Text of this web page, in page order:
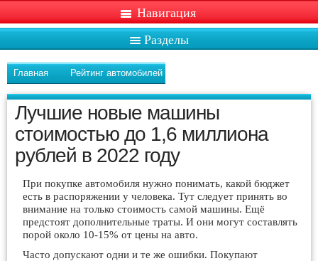
Навигация
Разделы
Главная Рейтинг автомобилей
Лучшие новые машины
стоимостью до 1,6 миллиона
рублей в 2022 году
При покупке автомобиля нужно понимать, какой бюджет
есть в распоряжении у человека. Тут следует принять во
внимание на только стоимость самой машины. Ещё
предстоят дополнительные траты. И они могут составлять
порой около 10-15% от цены на авто.
Часто допускают одни и те же ошибки. Покупают